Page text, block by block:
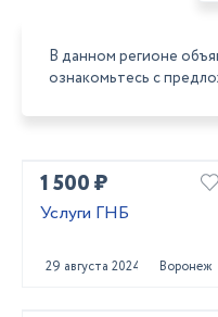
В данном регионе
ознакомьтесь с
1 500 ₽
Услуги ГНБ
29 августа 2024 Воронеж